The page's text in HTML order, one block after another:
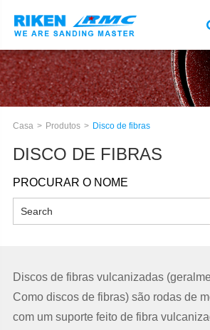
Casa Produtos Disco de fibras
DISCO DE FIBRAS
PROCURAR O NOME
Discos de fibras vulcanizadas
Como discos de fibras) são rodas de
com um suporte feito de fibra